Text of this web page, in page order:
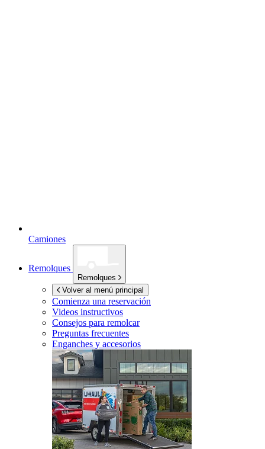
Camiones
Remolques
Remolques
Volver al menú principal
Comienza una reservación
Videos instructivos
Consejos para remolcar
Preguntas frecuentes
Enganches y accesorios